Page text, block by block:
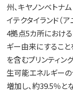
州、キヤノンベトナ
イテクタイランド（
4拠点5カ所におけ
ギー由来にするこ
を含むプリンティ
生可能エネルギー
増加し、約39.5％と